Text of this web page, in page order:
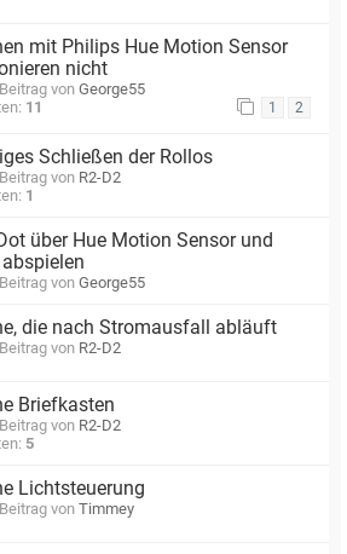
mit Philips Hue Motion Sensor
nicht
von George55
11 1 2
Schließen der Rollos
von R2-D2
1
über Hue Motion Sensor und
von George55
die nach Stromausfall abläuft
von R2-D2
Briefkasten
von R2-D2
5
Lichtsteuerung
von Timmey